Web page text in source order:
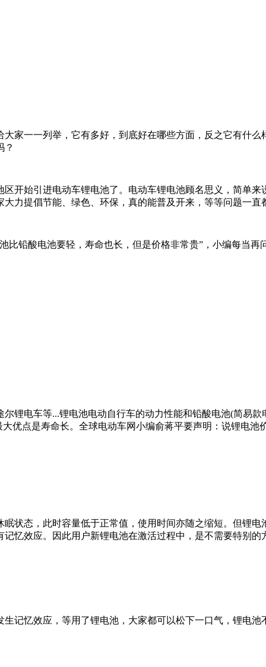
一一列举，它有多好，到底好在哪些方面，反之它有什么
？
始引进电动车锂电池了。电动车锂电池顾名思义，简单来
力提倡节能、绿色、环保，真的能普及开来，等等问题一直
酸电池要轻，寿命也长，但是价格非常贵”，小编每当再
电车等...锂电池电动自行车的动力性能和铅酸电池(简易款
优点是寿命长。全球电动车网小编俞蒋平要声明：说锂电
态，此时容量低于正常值，使用时间亦随之缩短。但锂电
忆效应。因此用户新锂电池在激活过程中，是不需要特别的
忆效应，等用了锂电池，大家都可以松下一口气，锂电池